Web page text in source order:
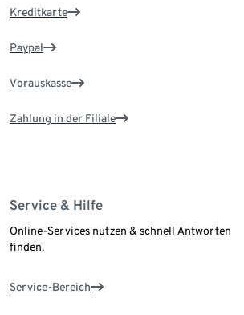
Kreditkarte
Paypal
Vorauskasse
Zahlung in der Filiale
Service & Hilfe
Online-Services nutzen & schnell Antworten
finden.
Service-Bereich